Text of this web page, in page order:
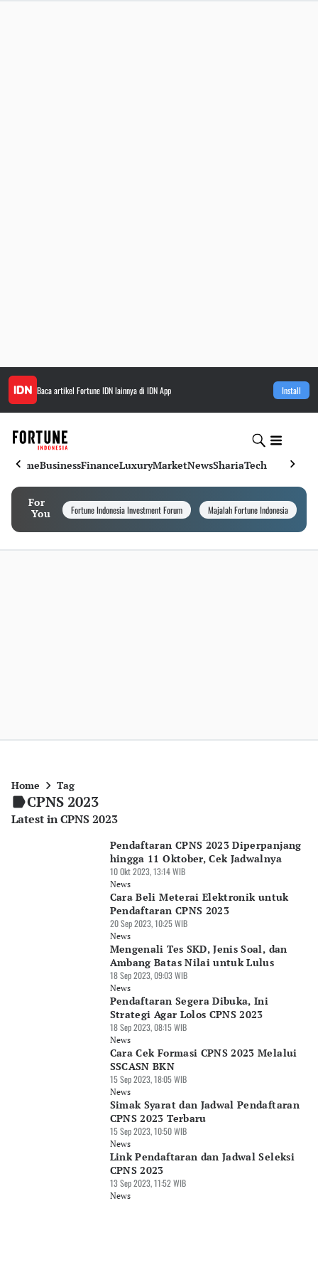
Baca artikel Fortune IDNlainnya di IDN App Install
HomeBusinessFinanceLuxuryMarketNewsShariaTech
For
You
Fortune Indonesia Investment Forum Majalah Fortune Indonesia
Home Tag
CPNS 2023
Latest in CPNS 2023
Pendaftaran CPNS 2023 Diperpanjang
hingga 11 Oktober, Cek Jadwalnya
10 Okt 2023, 13:14 WIB
News
Cara Beli Meterai Elektronik untuk
Pendaftaran CPNS 2023
20 Sep 2023, 10:25 WIB
News
Mengenali Tes SKD, Jenis Soal, dan
Ambang Batas Nilai untuk Lulus
18 Sep 2023, 09:03 WIB
News
Pendaftaran Segera Dibuka, Ini
Strategi Agar Lolos CPNS 2023
18 Sep 2023, 08:15 WIB
News
Cara Cek Formasi CPNS 2023 Melalui
SSCASN BKN
15 Sep 2023, 18:05 WIB
News
Simak Syarat dan Jadwal Pendaftaran
CPNS 2023 Terbaru
15 Sep 2023, 10:50 WIB
News
Link Pendaftaran dan Jadwal Seleksi
CPNS 2023
13 Sep 2023, 11:52 WIB
News